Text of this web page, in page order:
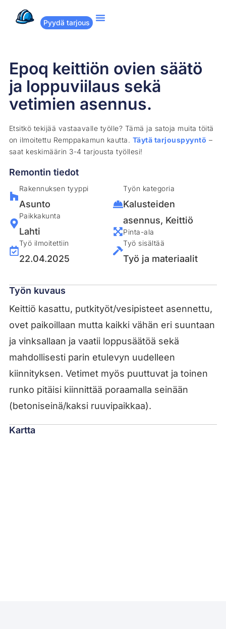
Pyydä tarjous
Epoq keittiön ovien säätö
ja loppuviilaus sekä
vetimien asennus.
Etsitkö tekijää vastaavalle työlle? Tämä ja satoja muita töitä
on ilmoitettu Remppakamun kautta. Täytä tarjouspyyntö –
saat keskimäärin 3-4 tarjousta työllesi!
Remontin tiedot
Rakennuksen tyyppi
Asunto
Paikkakunta
Lahti
Työ ilmoitettiin
22.04.2025
Työn kategoria
Kalusteiden
asennus, Keittiö
Pinta-ala
Työ sisältää
Työ ja materiaalit
Työn kuvaus
Keittiö kasattu, putkityöt/vesipisteet asennettu,
ovet paikoillaan mutta kaikki vähän eri suuntaan
ja vinksallaan ja vaatii loppusäätöä sekä
mahdollisesti parin etulevyn uudelleen
kiinnityksen. Vetimet myös puuttuvat ja toinen
runko pitäisi kiinnittää poraamalla seinään
(betoniseinä/kaksi ruuvipaikkaa).
Kartta